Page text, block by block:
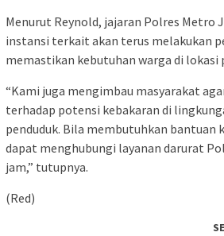
Menurut Reynold, jajaran Polres Metro
instansi terkait akan terus melakukan
memastikan kebutuhan warga di lokasi
“Kami juga mengimbau masyarakat
terhadap potensi kebakaran di
penduduk. Bila membutuhkan bantuan
dapat menghubungi layanan darurat
jam,” tutupnya.
(Red)